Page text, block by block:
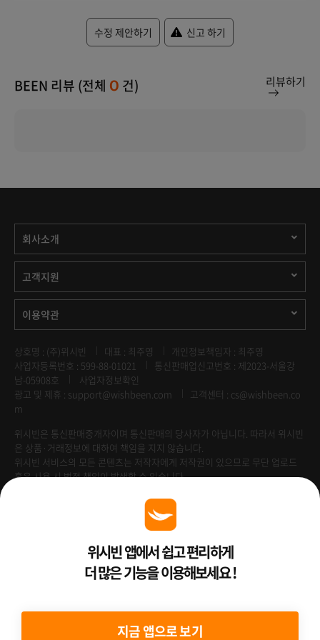
수정 제안하기 신고 하기
BEEN 리뷰 (전체 0 건) 리뷰하기
회사소개
고객지원
이용약관
상호명 : (주)위시빈 대표 : 최주영
개인정보책임자 : 최주영
사업자등록번호 : 599-88-01021
통신판매업신고번호 : 제2023-서울강
남-05908호
사업자정보확인
광고 및 제휴 : support@wishbeen.com
고객센터 : cs@wishbeen.co
m
위시빈은 통신판매중개자이며 통신판매의 당사자가 아닙니다. 따라서 위시빈
은 상품·거래정보에 대하여 책임을 지지 않습니다.
위시빈 서비스의 모든 콘텐츠는 저작자에게 저작권이 있으므로 무단 업로드
혹은 사용 시 법적 책임이 발생할 수 있습니다.
Venture Enterprise위시빈 앱에서 쉽고 편리하게
더 많은 기능을 이용해보세요 !
지금 앱으로 보기